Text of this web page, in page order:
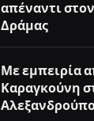
απέναντι
Δράμας
Με εμπειρία
Καραγκούνη